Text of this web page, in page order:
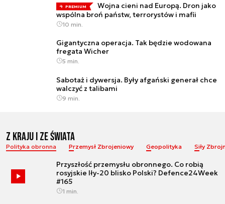
PREMIUM
Wojna cieni nad Europą. Dron jako
wspólna broń państw, terrorystów i mafii
10 min.
Gigantyczna operacja. Tak będzie wodowana
fregata Wicher
5 min.
Sabotaż i dywersja. Były afgański generał chce
walczyć z talibami
9 min.
Z Kraju i ze Świata
Polityka obronna Przemysł Zbrojeniowy Geopolityka Siły
Przyszłość przemysłu obronnego. Co robią
rosyjskie Iły-20 blisko Polski? Defence24Week
#165
1 min.